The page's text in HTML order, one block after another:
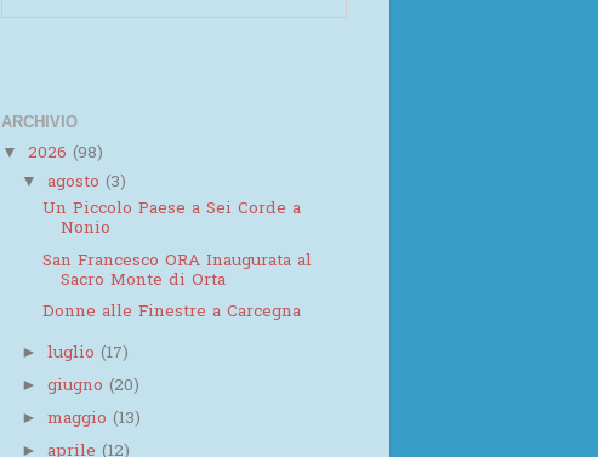
ARCHIVIO
▼ 2026 (98)
▼agosto(3)
Un Piccolo Paese a Sei Corde a
Nonio
San Francesco ORA Inaugurata al
Sacro Monte di Orta
Donne alle Finestre a Carcegna
►luglio(17)
►giugno(20)
►maggio(13)
►aprile(12)